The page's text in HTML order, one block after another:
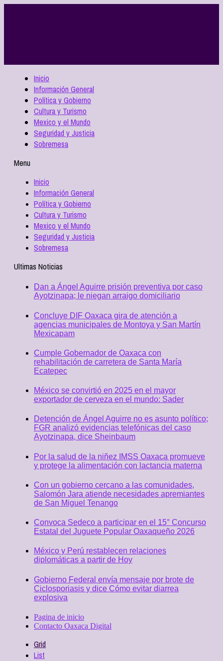
Inicio
Información General
Política y Gobierno
Cultura y Turismo
Mexico y el Mundo
Seguridad y Justicia
Sobremesa
Menu
Inicio
Información General
Política y Gobierno
Cultura y Turismo
Mexico y el Mundo
Seguridad y Justicia
Sobremesa
Ultimas Noticias
Dan a Ángel Aguirre prisión preventiva por caso
Ayotzinapa; le niegan arraigo domiciliario
Concluye DIF Oaxaca gira de atención a
agencias municipales de Montoya y San Martín
Mexicapam
Cumple Gobernador de Oaxaca con
rehabilitación de carretera de Santa María
Ecatepec
México se convirtió en 2025 en el mayor
exportador de cerveza en el mundo: Sader
Detención de Ángel Aguirre no es asunto político;
FGR analizó evidencias telefónicas del caso
Ayotzinapa, dice Sheinbaum
Por la salud de la niñez IMSS Oaxaca promueve
y protege la alimentación con lactancia materna
Con un gobierno cercano a las comunidades,
Salomón Jara atiende necesidades apremiantes
de San Miguel Tenango
Convoca Sedeco a participar en el 15° Concurso
Estatal del Juguete Popular Oaxaqueño 2026
México y Perú restablecen relaciones
diplomáticas a partir de Hoy
Gobierno Federal envía mensaje por brote de
Ciclosporiasis y dice Cómo evitar diarrea
explosiva
Pagina de inicio
Contacto Oaxaca Digital
Grid
List